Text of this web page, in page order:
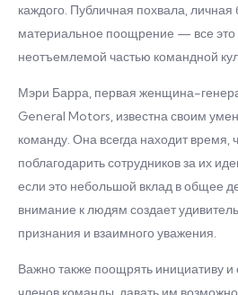
каждого. Публичная похвала, личная
материальное поощрение — все это
неотъемлемой частью командной
Мэри Барра, первая женщина-
General Motors, известна своим
команду. Она всегда находит время,
поблагодарить сотрудников за их
если это небольшой вклад в общее
внимание к людям создает
признания и взаимного уважения.
Важно также поощрять инициативу и